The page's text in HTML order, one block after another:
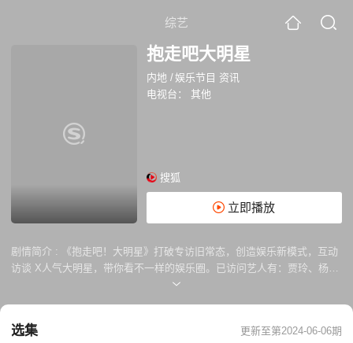
综艺
抱走吧大明星
内地 /娱乐节目 资讯
电视台：
其他
搜狐
立即播放
剧情简介 :
《抱走吧！大明星》打破专访旧常态，创造娱乐新模式，互动
访谈 X人气大明星，带你看不一样的娱乐圈。已访问艺人有：贾玲、杨
幂、杨紫、迪丽热巴、徐克、王嘉尔，更多惊喜大来宾等你来解锁！每周
选集 更新至第2024-06-06期